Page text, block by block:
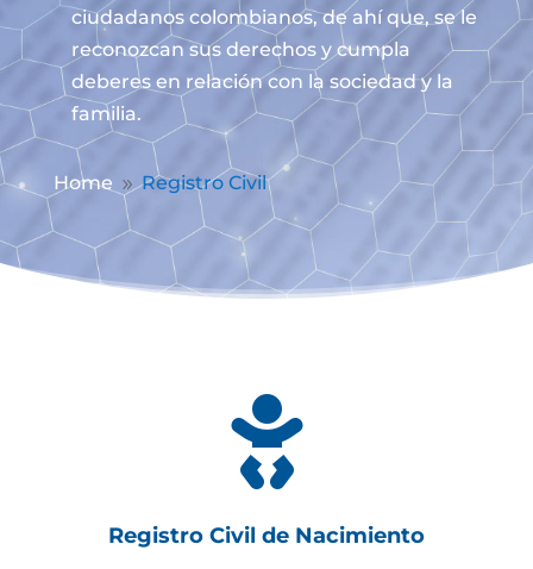
ciudadanos colombianos, de ahí que, se le
reconozcan sus derechos y cumpla
deberes en relación con la sociedad y la
familia.
Home 9 Registro Civil

Registro Civil de Nacimiento